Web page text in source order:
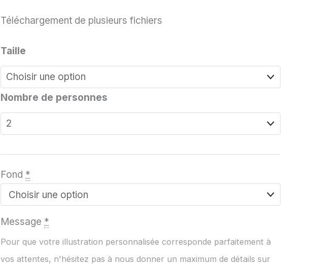
Téléchargement de plusieurs fichiers
Taille
Nombre de personnes
Fond *
Message *
Pour que votre illustration personnalisée corresponde parfaitement à
vos attentes, n'hésitez pas à nous donner un maximum de détails sur